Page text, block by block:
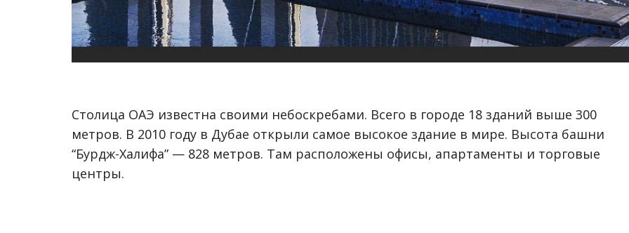
Столица ОАЭ известна своими небоскребами. Всего в городе 18 зданий выше 300
метров. В 2010 году в Дубае открыли самое высокое здание в мире. Высота башни
“Бурдж-Халифа” — 828 метров. Там расположены офисы, апартаменты и торговые
центры.